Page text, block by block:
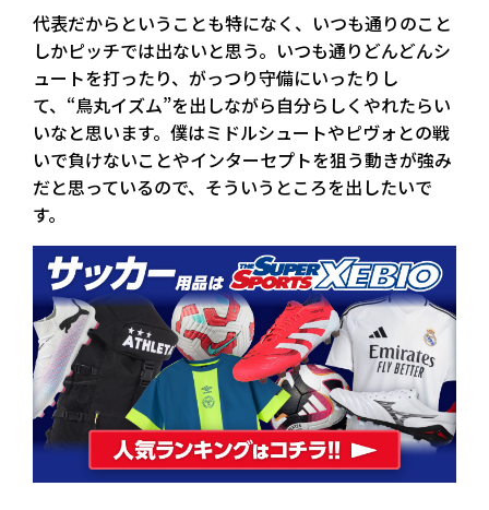
代表だからということも特になく、いつも通りのこと
しかピッチでは出ないと思う。いつも通りどんどんシ
ュートを打ったり、がっつり守備にいったりし
て、“鳥丸イズム”を出しながら自分らしくやれたらい
いなと思います。僕はミドルシュートやピヴォとの戦
いで負けないことやインターセプトを狙う動きが強み
だと思っているので、そういうところを出したいで
す。